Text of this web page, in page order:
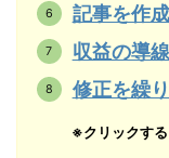
記事を作
収益の導
修正を繰
※クリックす